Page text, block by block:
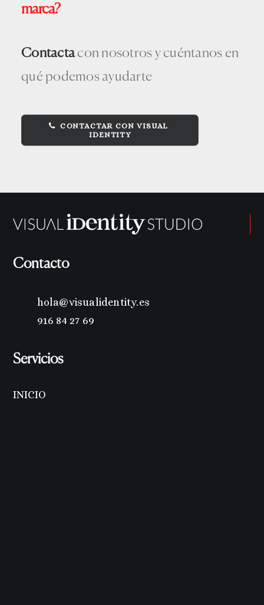
marca?
Contactacon nosotros y cuéntanos en
qué podemos ayudarte
CONTACTAR CON VISUAL
IDENTITY
Contacto
hola@visualidentity.es
916 84 27 69
Servicios
INICIO